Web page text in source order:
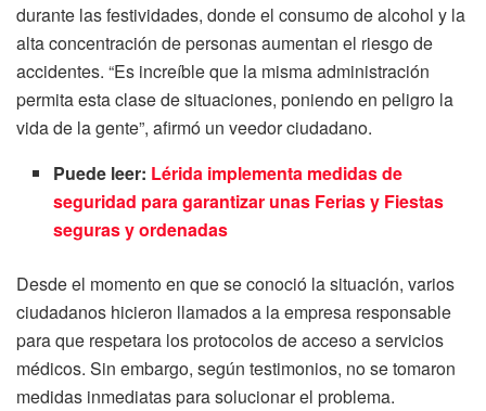
durante las festividades, donde el consumo de alcohol y la
alta concentración de personas aumentan el riesgo de
accidentes. “Es increíble que la misma administración
permita esta clase de situaciones, poniendo en peligro la
vida de la gente”, afirmó un veedor ciudadano.
Puede leer: Lérida implementa medidas de
seguridad para garantizar unas Ferias y Fiestas
seguras y ordenadas
Desde el momento en que se conoció la situación, varios
ciudadanos hicieron llamados a la empresa responsable
para que respetara los protocolos de acceso a servicios
médicos. Sin embargo, según testimonios, no se tomaron
medidas inmediatas para solucionar el problema.